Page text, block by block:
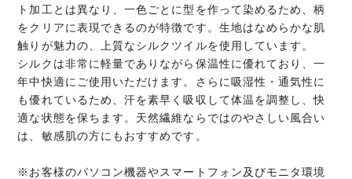
ト加工とは異なり、一色ごとに型を作って染めるため、柄
をクリアに表現できるのが特徴です。生地はなめらかな肌
触りが魅力の、上質なシルクツイルを使用しています。
シルクは非常に軽量でありながら保温性に優れており、一
年中快適にご使用いただけます。さらに吸湿性・通気性に
も優れているため、汗を素早く吸収して体温を調整し、快
適な状態を保ちます。天然繊維ならではのやさしい風合い
は、敏感肌の方にもおすすめです。
※お客様のパソコン機器やスマートフォン及びモニタ環境